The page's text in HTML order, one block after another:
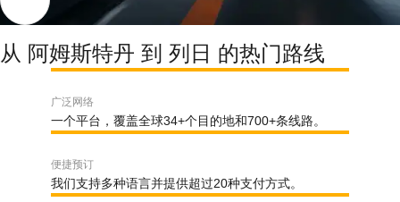
从 阿姆斯特丹 到 列日 的热门路线
广泛网络
一个平台，覆盖全球34+个目的地和700+条线路。
便捷预订
我们支持多种语言并提供超过20种支付方式。